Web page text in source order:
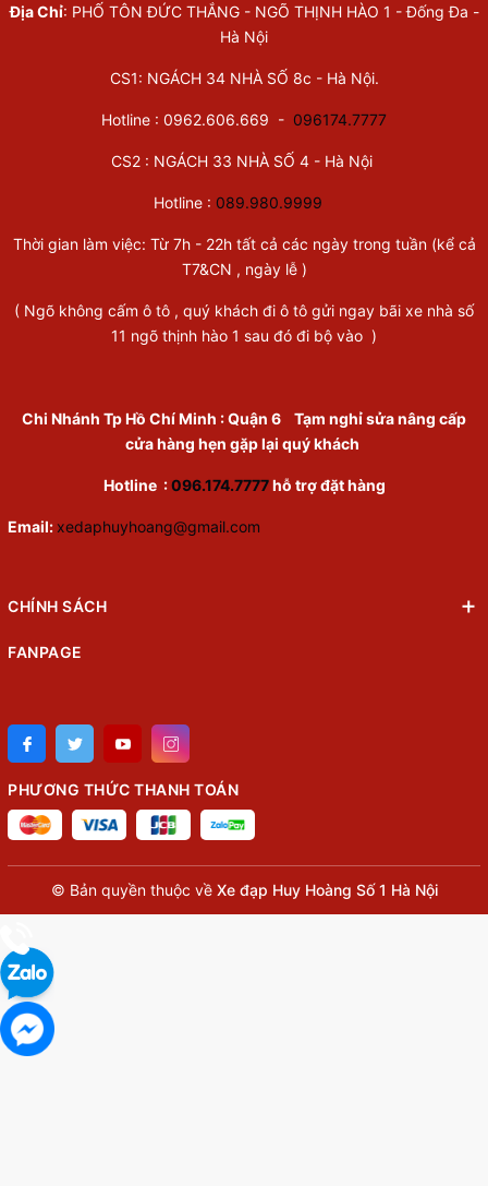
Địa Chỉ: PHỐ TÔN ĐỨC THẮNG - NGÕ THỊNH HÀO 1 - Đống Đa -
Hà Nội
CS1: NGÁCH 34 NHÀ SỐ 8c - Hà Nội.
Hotline : 0962.606.669 - 096174.7777
CS2 : NGÁCH 33 NHÀ SỐ 4 - Hà Nội
Hotline : 089.980.9999
Thời gian làm việc: Từ 7h - 22h tất cả các ngày trong tuần (kể cả
T7&CN , ngày lễ )
( Ngõ không cấm ô tô , quý khách đi ô tô gửi ngay bãi xe nhà số
11 ngõ thịnh hào 1 sau đó đi bộ vào )
Chi Nhánh Tp Hồ Chí Minh :Quận 6 Tạm nghỉ sửa nâng cấp
cửa hàng hẹn gặp lại quý khách
Hotline : 096.174.7777 hỗ trợ đặt hàng
Email: xedaphuyhoang@gmail.com
CHÍNH SÁCH
FANPAGE
PHƯƠNG THỨC THANH TOÁN
© Bản quyền thuộc về Xe đạp Huy Hoàng Số 1 Hà Nội